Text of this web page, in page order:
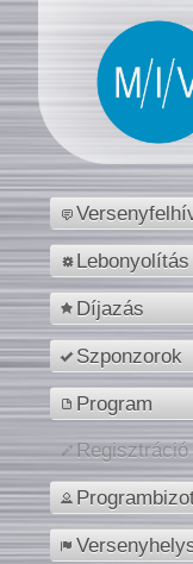
Lebonyolítás
Díjazás
Szponzorok
Program
Regisztráció